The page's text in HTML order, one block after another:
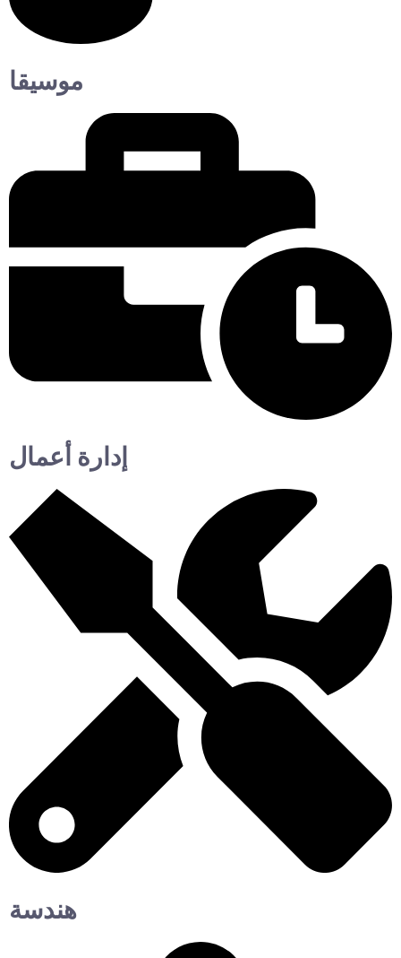
موسيقا
إدارة أعمال
هندسة